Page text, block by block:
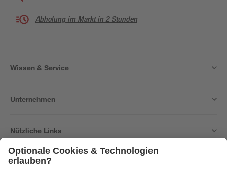
Abholung im Markt in 2 Stunden
Wissen & Service
Unternehmen
Nützliche Links